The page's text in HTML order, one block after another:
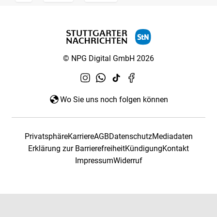
© NPG Digital GmbH 2026
Wo Sie uns noch folgen können
PrivatsphäreKarriereAGBDatenschutzMediadaten
Erklärung zur BarrierefreiheitKündigungKontakt
ImpressumWiderruf